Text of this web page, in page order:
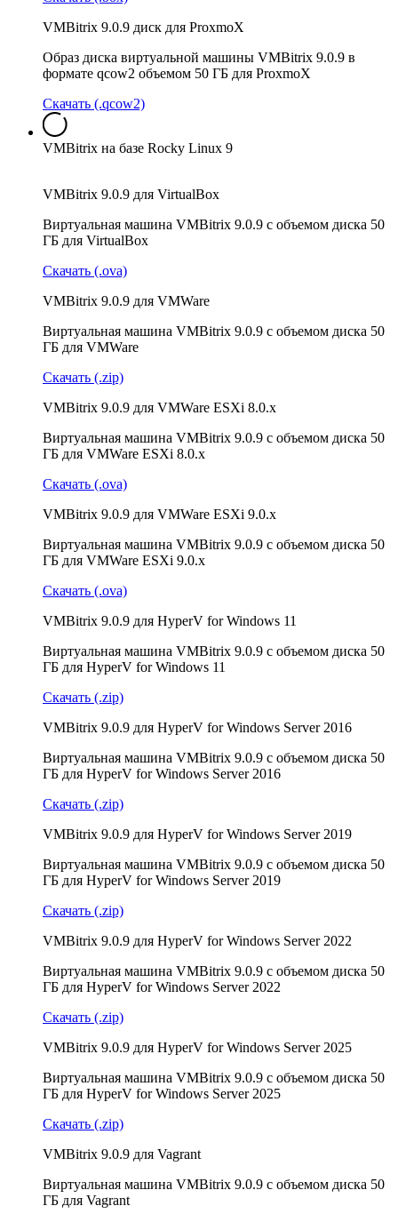
VMBitrix 9.0.9 диск для ProxmoX
Образ диска виртуальной машины VMBitrix 9.0.9 в
формате qcow2 объемом 50 ГБ для ProxmoX
Скачать (.qcow2)
VMBitrix на базе Rocky Linux 9
VMBitrix 9.0.9 для VirtualBox
Виртуальная машина VMBitrix 9.0.9 с объемом диска 50
ГБ для VirtualBox
Скачать (.ova)
VMBitrix 9.0.9 для VMWare
Виртуальная машина VMBitrix 9.0.9 с объемом диска 50
ГБ для VMWare
Скачать (.zip)
VMBitrix 9.0.9 для VMWare ESXi 8.0.x
Виртуальная машина VMBitrix 9.0.9 с объемом диска 50
ГБ для VMWare ESXi 8.0.x
Скачать (.ova)
VMBitrix 9.0.9 для VMWare ESXi 9.0.x
Виртуальная машина VMBitrix 9.0.9 с объемом диска 50
ГБ для VMWare ESXi 9.0.x
Скачать (.ova)
VMBitrix 9.0.9 для HyperV for Windows 11
Виртуальная машина VMBitrix 9.0.9 с объемом диска 50
ГБ для HyperV for Windows 11
Скачать (.zip)
VMBitrix 9.0.9 для HyperV for Windows Server 2016
Виртуальная машина VMBitrix 9.0.9 с объемом диска 50
ГБ для HyperV for Windows Server 2016
Скачать (.zip)
VMBitrix 9.0.9 для HyperV for Windows Server 2019
Виртуальная машина VMBitrix 9.0.9 с объемом диска 50
ГБ для HyperV for Windows Server 2019
Скачать (.zip)
VMBitrix 9.0.9 для HyperV for Windows Server 2022
Виртуальная машина VMBitrix 9.0.9 с объемом диска 50
ГБ для HyperV for Windows Server 2022
Скачать (.zip)
VMBitrix 9.0.9 для HyperV for Windows Server 2025
Виртуальная машина VMBitrix 9.0.9 с объемом диска 50
ГБ для HyperV for Windows Server 2025
Скачать (.zip)
VMBitrix 9.0.9 для Vagrant
Виртуальная машина VMBitrix 9.0.9 с объемом диска 50
ГБ для Vagrant